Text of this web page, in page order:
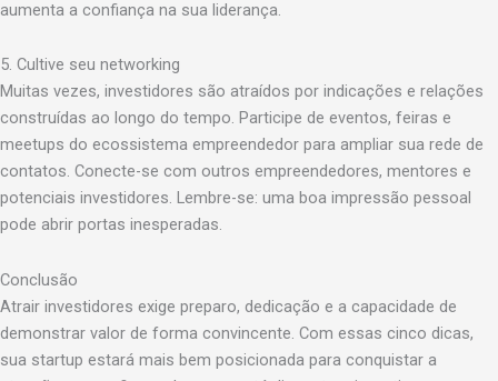
aumenta a confiança na sua liderança.
5. Cultive seu networking
Muitas vezes, investidores são atraídos por indicações e relações
construídas ao longo do tempo. Participe de eventos, feiras e
meetups do ecossistema empreendedor para ampliar sua rede de
contatos. Conecte-se com outros empreendedores, mentores e
potenciais investidores. Lembre-se: uma boa impressão pessoal
pode abrir portas inesperadas.
Conclusão
Atrair investidores exige preparo, dedicação e a capacidade de
demonstrar valor de forma convincente. Com essas cinco dicas,
sua startup estará mais bem posicionada para conquistar a